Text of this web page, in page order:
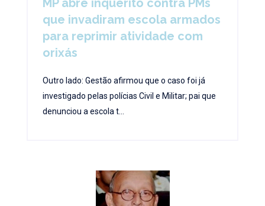
que invadiram escola armados
para reprimir atividade com
orixás
Outro lado: Gestão afirmou que o caso foi já
investigado pelas polícias Civil e Militar; pai que
denunciou a escola t...